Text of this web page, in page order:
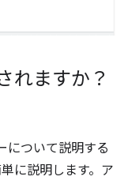
れますか？
について説明する
に説明します。ア